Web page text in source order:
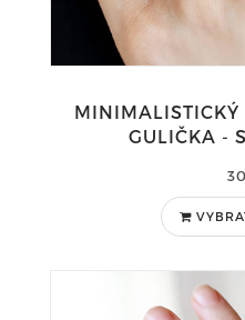
MINIMALISTICKÝ
GULIČKA -